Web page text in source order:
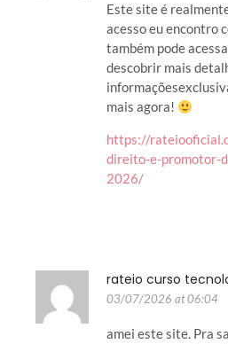
Este site é
acesso eu encontro
também pode
descobrir mais
mais agora!
https://
direito-e-promotor-
2026/
rateio curso
03/07/2026 at 06:04
amei este site. Pra